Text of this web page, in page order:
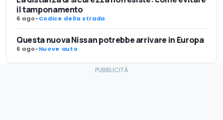
il tamponamento
6 ago-Codice della strada
Questa nuova Nissan potrebbe arrivare in Europa
6 ago-Nuove auto